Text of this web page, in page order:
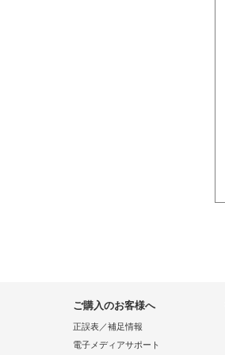
ご購入のお客様へ
正誤表／補足情報
電子メディアサポート